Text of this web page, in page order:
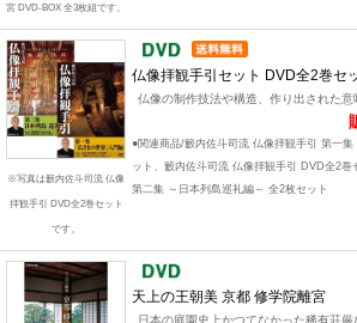
宮 DVD-BOX 全3枚組です。
※写真は籔内佐斗司流 仏像
拝観手引 DVD全2巻セット
です。
仏像拝観手引セット DVD全2巻セ
仏像の制作技法や構造、作り出された意
●関連商品/籔内佐斗司流 仏像拝観手引 第一
ット、籔内佐斗司流 仏像拝観手引 DVD全2巻
第二集 ～日本列島巡礼編～ 全2枚セット
天上の王朝美 京都 修学院離宮
日本の庭園史上かつてなかった稀有荘厳